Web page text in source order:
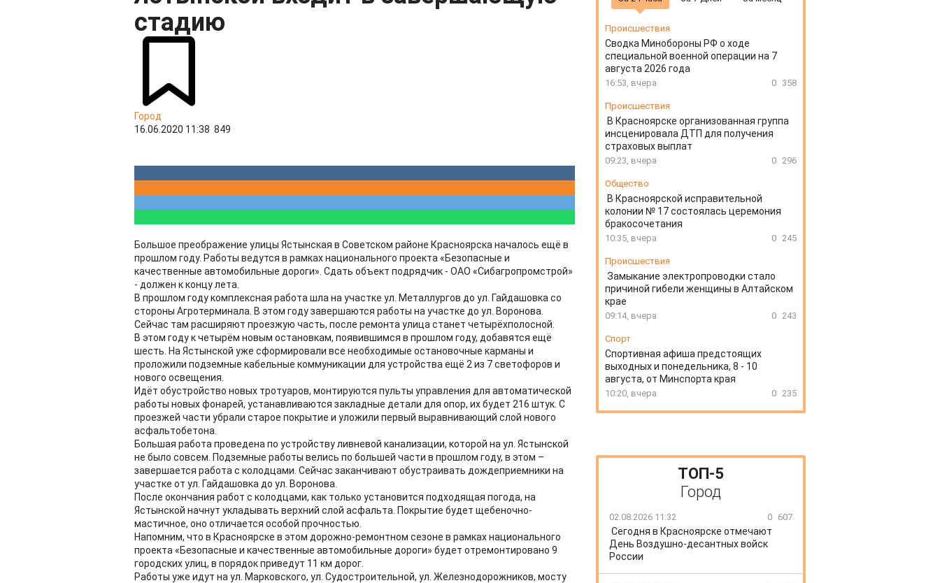
стадию
Город
16.06.2020 11:38 849
Большое преображение улицы Ястынская в Советском районе Красноярска началось ещё в
прошлом году. Работы ведутся в рамках национального проекта «Безопасные и
качественные автомобильные дороги». Сдать объект подрядчик - ОАО «Сибагропромстрой»
- должен к концу лета.
В прошлом году комплексная работа шла на участке ул. Металлургов до ул. Гайдашовка со
стороны Агротерминала. В этом году завершаются работы на участке до ул. Воронова.
Сейчас там расширяют проезжую часть, после ремонта улица станет четырёхполосной.
В этом году к четырём новым остановкам, появившимся в прошлом году, добавятся ещё
шесть. На Ястынской уже сформировали все необходимые остановочные карманы и
проложили подземные кабельные коммуникации для устройства ещё 2 из 7 светофоров и
нового освещения.
Идёт обустройство новых тротуаров, монтируются пульты управления для автоматической
работы новых фонарей, устанавливаются закладные детали для опор, их будет 216 штук. С
проезжей части убрали старое покрытие и уложили первый выравнивающий слой нового
асфальтобетона.
Большая работа проведена по устройству ливневой канализации, которой на ул. Ястынской
не было совсем. Подземные работы велись по большей части в прошлом году, в этом –
завершается работа с колодцами. Сейчас заканчивают обустраивать дождеприемники на
участке от ул. Гайдашовка до ул. Воронова.
После окончания работ с колодцами, как только установится подходящая погода, на
Ястынской начнут укладывать верхний слой асфальта. Покрытие будет щебеночно-
мастичное, оно отличается особой прочностью.
Напомним, что в Красноярске в этом дорожно-ремонтном сезоне в рамках национального
проекта «Безопасные и качественные автомобильные дороги» будет отремонтировано 9
городских улиц, в порядок приведут 11 км дорог.
Работы уже идут на ул. Марковского, ул. Судостроительной, ул. Железнодорожников, мосту
Происшествия
Сводка Минобороны РФ о ходе
специальной военной операции на 7
августа 2026 года
16:53, вчера 0 358
Происшествия
В Красноярске организованная группа
инсценировала ДТП для получения
страховых выплат
09:23, вчера 0 296
Общество
В Красноярской исправительной
колонии № 17 состоялась церемония
бракосочетания
10:35, вчера 0 245
Происшествия
Замыкание электропроводки стало
причиной гибели женщины в Алтайском
крае
09:14, вчера 0 243
Спорт
Спортивная афиша предстоящих
выходных и понедельника, 8 - 10
августа, от Минспорта края
10:20, вчера 0 235
ТОП-5
Город
02.08.2026 11:32 0 607
Сегодня в Красноярске отмечают
День Воздушно-десантных войск
России